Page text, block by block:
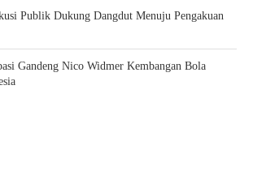
Publik Dukung Dangdut Menuju Pengakuan
Gandeng Nico Widmer Kembangan Bola